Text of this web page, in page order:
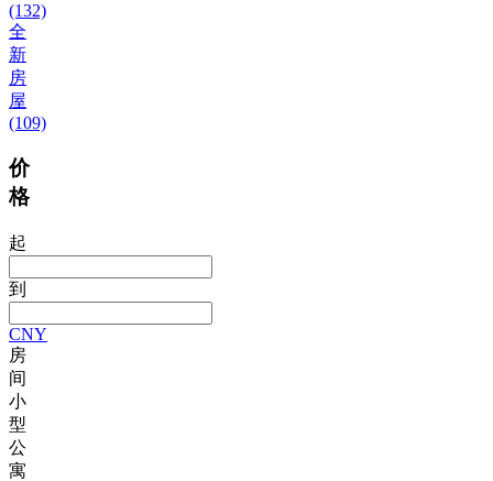
(132)
全
新
房
屋
(109)
价
格
起
到
CNY
房
间
小
型
公
寓